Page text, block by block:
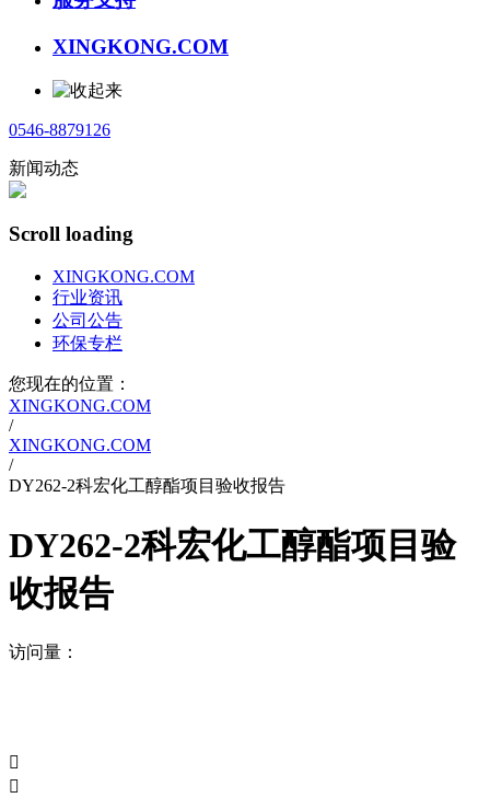
XINGKONG.COM
0546-8879126
新闻动态
Scroll loading
XINGKONG.COM
行业资讯
公司公告
环保专栏
您现在的位置：
XINGKONG.COM
/
XINGKONG.COM
/
DY262-2科宏化工醇酯项目验收报告
DY262-2科宏化工醇酯项目验
收报告
访问量：

